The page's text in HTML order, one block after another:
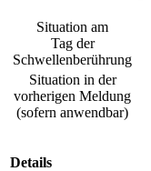
Situation am
Tag der
Schwellenberührung
Situation in der
vorherigen Meldung
(sofern anwendbar)
Details